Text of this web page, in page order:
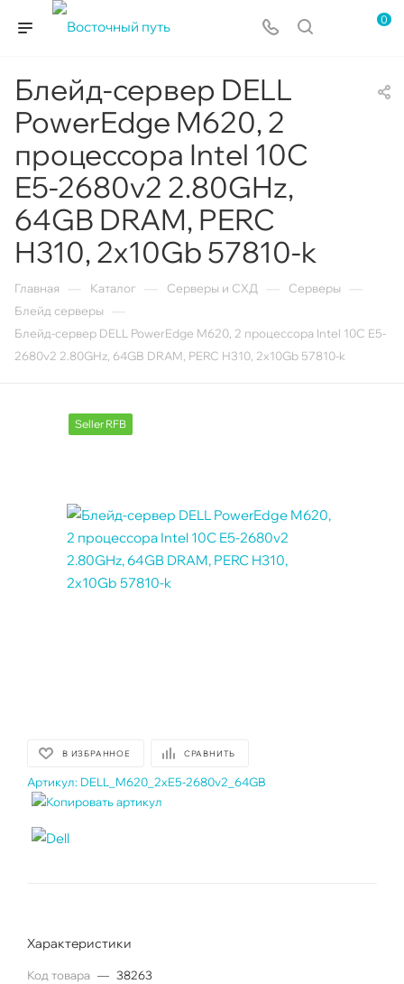
0
Блейд-сервер DELL
PowerEdge M620, 2
процессора Intel 10C
E5-2680v2 2.80GHz,
64GB DRAM, PERC
H310, 2x10Gb 57810-k
Главная Каталог Серверы и СХД Серверы
Блейд серверы
Блейд-сервер DELL PowerEdge M620, 2 процессора Intel 10C E5-
2680v2 2.80GHz, 64GB DRAM, PERC H310, 2x10Gb 57810-k
Seller RFB
В ИЗБРАННОЕ СРАВНИТЬ
Артикул: DELL_M620_2xE5-2680v2_64GB
Характеристики
Код товара — 38263